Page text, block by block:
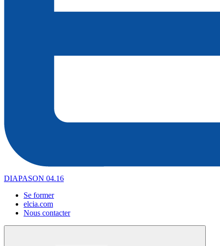
DIAPASON 04.16
Se former
elcia.com
Nous contacter